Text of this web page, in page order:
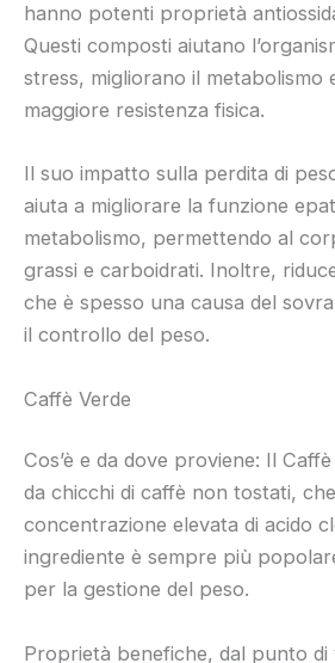
hanno potenti proprietà
Questi composti aiutano
stress, migliorano il metabolismo
maggiore resistenza fisica.
Il suo impatto sulla perdita di
aiuta a migliorare la funzione
metabolismo, permettendo al
grassi e carboidrati. Inoltre,
che è spesso una causa del
il controllo del peso.
Caffè Verde
Cos’è e da dove proviene: Il
da chicchi di caffè non tostati,
concentrazione elevata di acido
ingrediente è sempre più
per la gestione del peso.
Proprietà benefiche, dal punto di